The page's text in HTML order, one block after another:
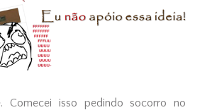
Comecei isso pedindo socorro no